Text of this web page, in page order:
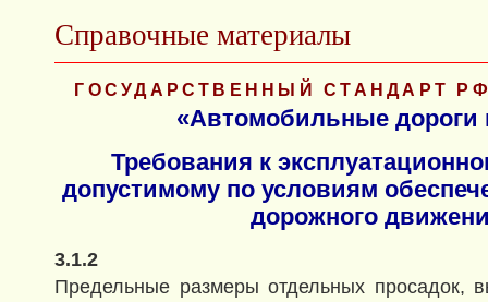
Справочные материалы
ГОСУДАРСТВЕННЫЙ СТАНДАРТ РФ
«Автомобильные
Требования к
допустимому по условиям
дорожного
3.1.2
Предельные размеры отдельных просадок,